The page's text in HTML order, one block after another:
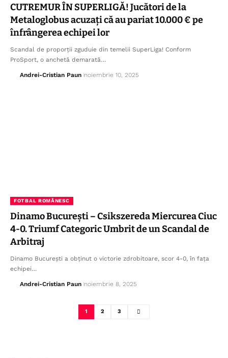
CUTREMUR ÎN SUPERLIGĂ! Jucători de la
Metaloglobus acuzați că au pariat 10.000 € pe
înfrângerea echipei lor
Scandal de proporții zguduie din temelii SuperLiga! Conform
ProSport, o anchetă demarată…
Andrei-Cristian Paun noiembrie 10, 2025
FOTBAL ROMÂNESC
Dinamo București – Csikszereda Miercurea Ciuc
4-0. Triumf Categoric Umbrit de un Scandal de
Arbitraj
Dinamo București a obținut o victorie zdrobitoare, scor 4-0, în fața
echipei…
Andrei-Cristian Paun noiembrie 8, 2025
1 2 3